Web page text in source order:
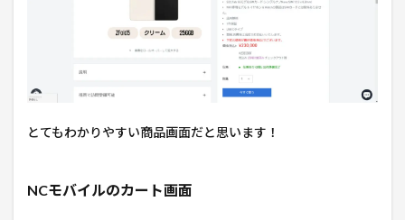
とてもわかりやすい商品画面だと思います！
NCモバイルのカート画面